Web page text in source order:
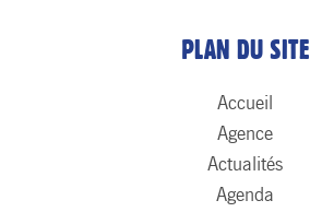
PLAN DU SITE
Accueil
Agence
Actualités
Agenda